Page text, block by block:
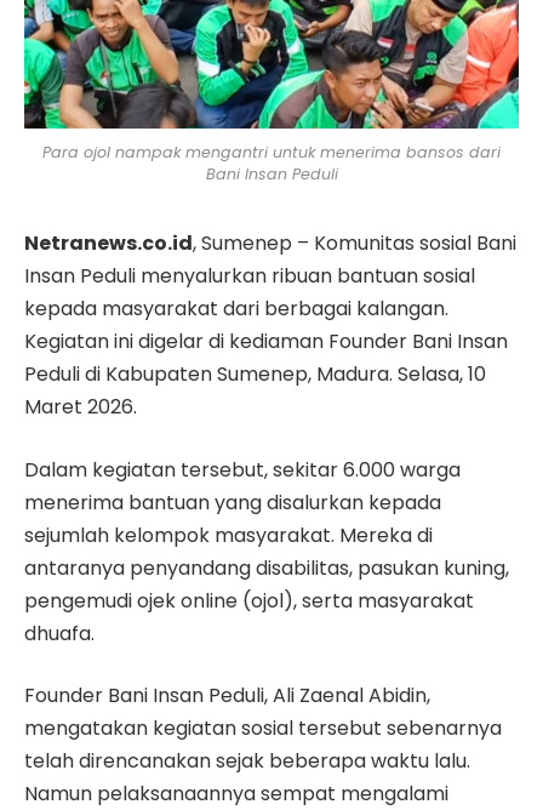
Para ojol nampak mengantri untuk menerima bansos dari
Bani Insan Peduli
Netranews.co.id, Sumenep – Komunitas sosial Bani
Insan Peduli menyalurkan ribuan bantuan sosial
kepada masyarakat dari berbagai kalangan.
Kegiatan ini digelar di kediaman Founder Bani Insan
Peduli di Kabupaten Sumenep, Madura. Selasa, 10
Maret 2026.
Dalam kegiatan tersebut, sekitar 6.000 warga
menerima bantuan yang disalurkan kepada
sejumlah kelompok masyarakat. Mereka di
antaranya penyandang disabilitas, pasukan kuning,
pengemudi ojek online (ojol), serta masyarakat
dhuafa.
Founder Bani Insan Peduli, Ali Zaenal Abidin,
mengatakan kegiatan sosial tersebut sebenarnya
telah direncanakan sejak beberapa waktu lalu.
Namun pelaksanaannya sempat mengalami